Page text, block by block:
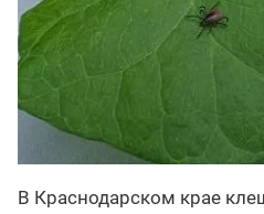
В Краснодарском крае